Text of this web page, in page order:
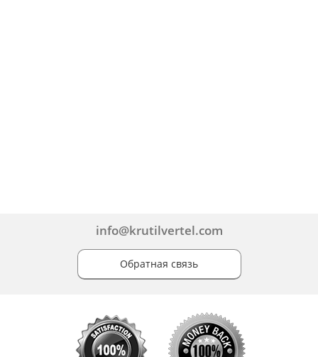
info@krutilvertel.com
Обратная связь